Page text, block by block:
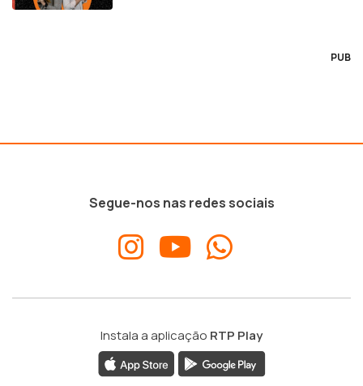
PUB
Segue-nos nas redes sociais
Instala a aplicação RTP Play